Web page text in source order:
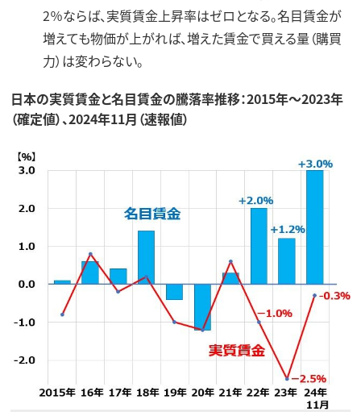
2％ならば、実質賃金上昇率はゼロとなる。名目賃金が
増えても物価が上がれば、増えた賃金で買える量（購買
力）は変わらない。
日本の実質賃金と名目賃金の騰落率推移：2015年～2023年
（確定値）、2024年11月（速報値）